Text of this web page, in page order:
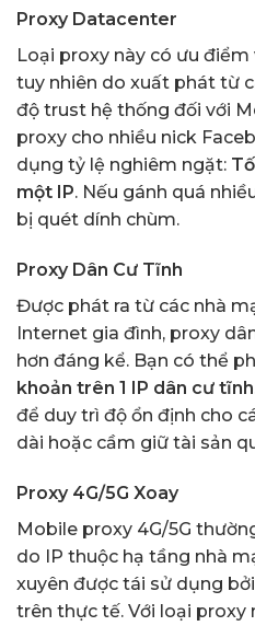
Proxy Datacenter
Loại proxy này có ưu
tuy nhiên do xuất phát từ
độ trust hệ thống đối với
proxy cho nhiều nick
dụng tỷ lệ nghiêm ngặt:
một IP. Nếu gánh quá
bị quét dính chùm.
Proxy Dân Cư Tĩnh
Được phát ra từ các nhà
Internet gia đình, proxy
hơn đáng kể. Bạn có thể
khoản trên 1 IP dân cư tĩnh
để duy trì độ ổn định cho
dài hoặc cầm giữ tài sản
Proxy 4G/5G Xoay
Mobile proxy 4G/5G
do IP thuộc hạ tầng nhà
xuyên được tái sử dụng
trên thực tế. Với loại proxy